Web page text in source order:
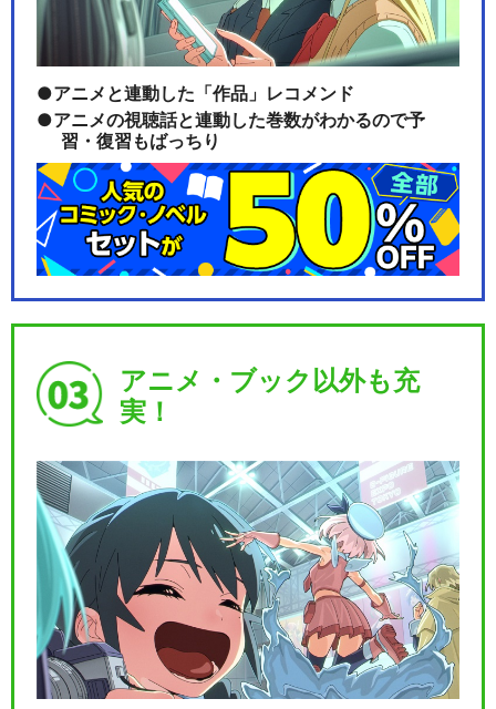
アニメと連動した「作品」レコメンド
アニメの視聴話と連動した巻数がわかるので予
習・復習もばっちり
アニメ・ブック以外も充
実！